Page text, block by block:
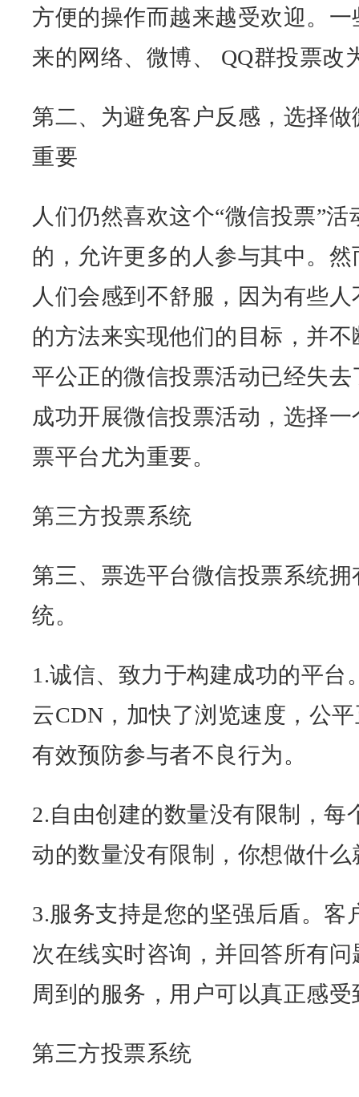
方便的操作而越来越受欢迎。
来的网络、微博、 QQ群投票改
第二、为避免客户反感，选择
重要
人们仍然喜欢这个“微信投票”
的，允许更多的人参与其中。
人们会感到不舒服，因为有些
的方法来实现他们的目标，并
平公正的微信投票活动已经失
成功开展微信投票活动，选择
票平台尤为重要。
第三方投票系统
第三、票选平台微信投票系统
统。
1.诚信、致力于构建成功的平台
云CDN，加快了浏览速度，公
有效预防参与者不良行为。
2.自由创建的数量没有限制，每
动的数量没有限制，你想做什么
3.服务支持是您的坚强后盾。客
次在线实时咨询，并回答所有
周到的服务，用户可以真正感
第三方投票系统